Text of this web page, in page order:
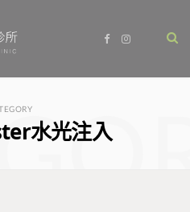
b
I
a
水光注入